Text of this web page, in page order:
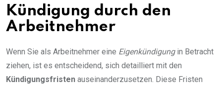
Kündigung durch den
Arbeitnehmer
Wenn Sie als Arbeitnehmer eine Eigenkündigungin Betracht
ziehen, ist es entscheidend, sich detailliert mit den
Kündigungsfristen auseinanderzusetzen. Diese Fristen